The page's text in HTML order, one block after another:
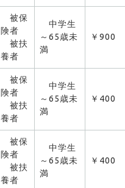
被保
険者
被扶
養者
中学生
～65歳未
満
￥900
被保
険者
被扶
養者
中学生
～65歳未
満
￥400
被保
険者
被扶
養者
中学生
～65歳未
満
￥400